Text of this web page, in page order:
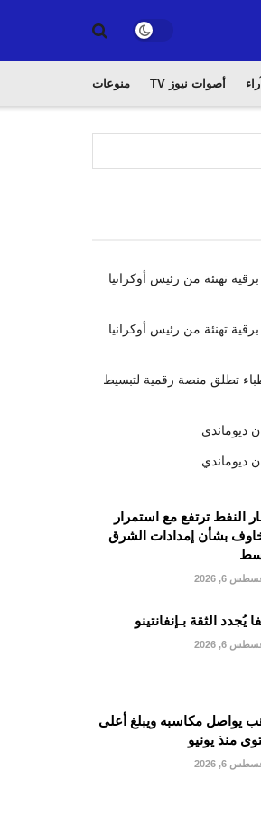
أصوات نيوز TV منوعات
تهنئة من رئيس أوكرانيا
تهنئة من رئيس أوكرانيا
تطلق منصة رقمية لتبسيط
ديوماندي
ديوماندي
النفط ترتفع مع استمرار
بشأن إمدادات الشرق
6, 2026
يُجدد الثقة بـإنفانتينو
6, 2026
يواصل مكاسبه ويبلغ أعلى
منذ يونيو
6, 2026